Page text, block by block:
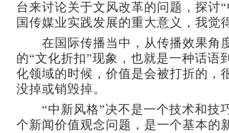
台来讨论关于文风改革的问题，探讨
国传媒业实践发展的重大意义，我觉
在国际传播当中，从传播效果角
的“文化折扣”现象，也就是一种话语
化领域的时候，价值是会被打折的，
没掉或销毁掉。
“中新风格”决不是一个技术和技
个新闻价值观念问题，是一个基本的